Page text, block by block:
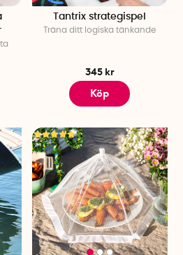
Tantrix strategispel
Träna ditt logiska tänkande
345 kr
Köp